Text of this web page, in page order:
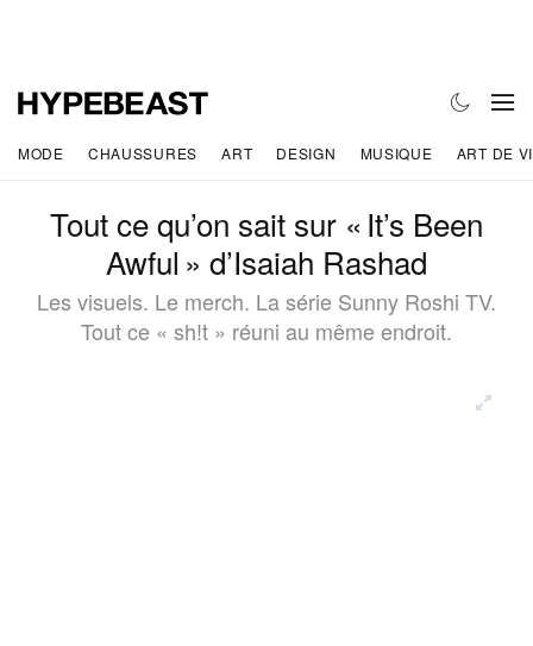
MODE CHAUSSURES ART DESIGN MUSIQUE ART DE
Tout ce qu’on sait sur « It’s Been
Awful » d’Isaiah Rashad
Les visuels. Le merch. La série Sunny Roshi TV.
Tout ce « sh!t » réuni au même endroit.